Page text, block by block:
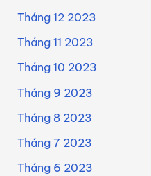
Tháng 12 2023
Tháng 11 2023
Tháng 10 2023
Tháng 9 2023
Tháng 8 2023
Tháng 7 2023
Tháng 6 2023